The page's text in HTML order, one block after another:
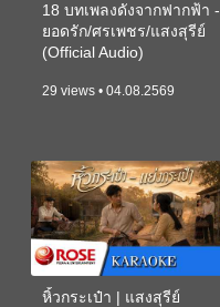
18 บทเพลงดังจากฟากฟ้า -
ยอดรัก/ศรเพชร/แสงสุรีย์
(Official Audio)
29 views • 04.08.2569
หิ้วกระเป๋า | แสงสุรีย์